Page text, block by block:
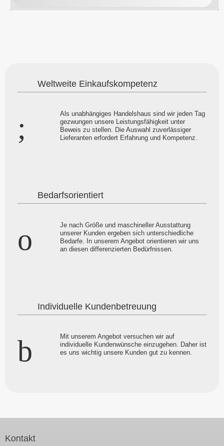
Weltweite Einkaufskompetenz
Als unabhängiges Handelshaus sind wir jeden Tag
gezwungen unsere Leistungsfähigkeit unter
Beweis zu stellen. Die Auswahl zuverlässiger
Lieferanten erfordert Erfahrung und Kompetenz.
Bedarfsorientiert
Je nach Größe und maschineller Ausstattung
unserer Kunden ergeben sich unterschiedliche
Bedarfe. In unserem Angebot orientieren wir uns
an diesen differenzierten Bedürfnissen.
Individuelle Kundenbetreuung
Mit unserem Angebot versuchen wir auf
individuelle Kundenwünsche einzugehen. Daher ist
es uns wichtig unsere Kunden gut zu kennen.
Kontakt